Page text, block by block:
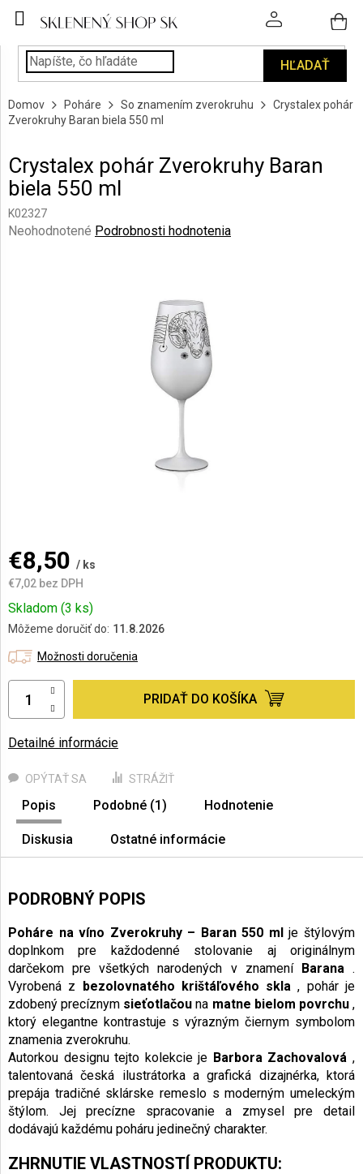
HĽADAŤ
POHÁRE
PODÁVANIE
NÁPOJOV
KUCHYŇA
A
INTERIÉR
Domov Poháre So znamením zverokruhu
Crystalex pohár
Zverokruhy Baran biela 550 ml
Crystalex pohár Zverokruhy Baran
biela 550 ml
K02327
Priemerné
Neohodnotené Podrobnosti hodnotenia
€8,50 / ks
€7,02 bez DPH
Jednotková
cena:
Skladom (3 ks)
Môžeme doručiť do: 11.8.2026
Možnosti doručenia
PRIDAŤ DO KOŠÍKA
Detailné informácie
OPÝTAŤ SA STRÁŽIŤ
Popis Podobné (1) Hodnotenie
Diskusia Ostatné informácie
PODROBNÝ POPIS
Poháre na víno Zverokruhy – Baran 550 mlje štýlovým
doplnkom pre každodenné stolovanie aj originálnym
darčekom pre všetkých narodených v znamení Barana .
Vyrobená z bezolovnatého krištáľového skla , pohár je
zdobený precíznym sieťotlačou na matne bielom povrchu,
ktorý elegantne kontrastuje s výrazným čiernym symbolom
znamenia zverokruhu.
Autorkou designu tejto kolekcie je Barbora Zachovalová ,
talentovaná česká ilustrátorka a grafická dizajnérka, ktorá
prepája tradičné sklárske remeslo s moderným umeleckým
štýlom. Jej precízne spracovanie a zmysel pre detail
dodávajú každému poháru jedinečný charakter.
ZHRNUTIE VLASTNOSTÍ PRODUKTU: